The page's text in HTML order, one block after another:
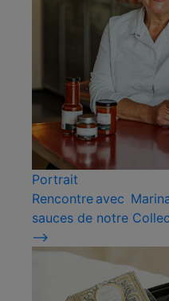
Portrait
Rencontre avec
sauces de notre
⟶